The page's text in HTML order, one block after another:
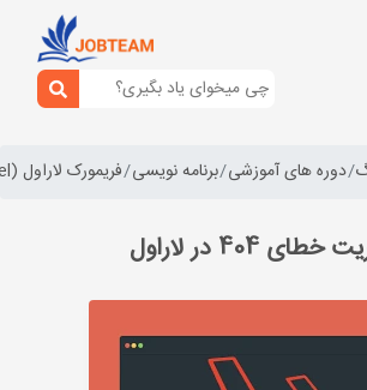
دوره های آموزشی برنامه نویسی فریمورک لاراول (laravel)
404 در لاراول